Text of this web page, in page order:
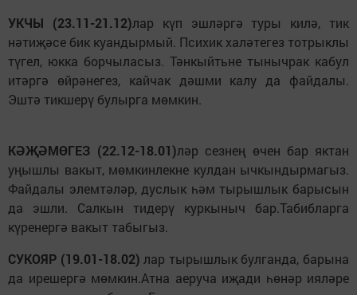
УКЧЫ (23.11-21.12)лар күп эшләргә туры килә, тик
нәтиҗәсе бик куандырмый. Психик халәтегез тотрыклы
түгел, юкка борчыласыз. Тәнкыйтьне тынычрак кабул
итәргә өйрәнегез, кайчак дәшми калу да файдалы.
Эштә тикшерү булырга мөмкин.
КӘҖӘМӨГЕЗ (22.12-18.01)ләр сезнең өчен бар яктан
уңышлы вакыт, мөмкинлекне кулдан ычкындырмагыз.
Файдалы элемтәләр, дуслык һәм тырышлык барысын
да эшли. Салкын тидерү куркыныч бар.Табибларга
күренергә вакыт табыгыз.
СУКОЯР (19.01-18.02) лар тырышлык булганда, барына
да ирешергә мөмкин.Атна аеруча иҗади һөнәр ияләре